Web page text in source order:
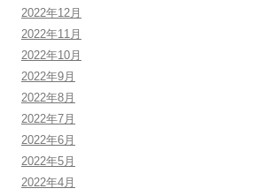
2022年12月
2022年11月
2022年10月
2022年9月
2022年8月
2022年7月
2022年6月
2022年5月
2022年4月